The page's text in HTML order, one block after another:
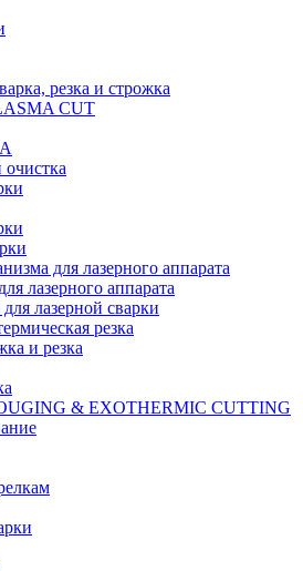
резка и строжка
CUT
очистка
для лазерного аппарата
лазерного аппарата
лазерной сварки
резка
и резка
& EXOTHERMIC CUTTING